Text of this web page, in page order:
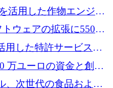
ために 100 万ユーロ
活用した作物エンジニ
めに 970 万ユーロを調
ウェアの拡張に550万
用した特許サービスを
万ドルを調達
万ユーロの資金と創設
迎える
、次世代の食品および